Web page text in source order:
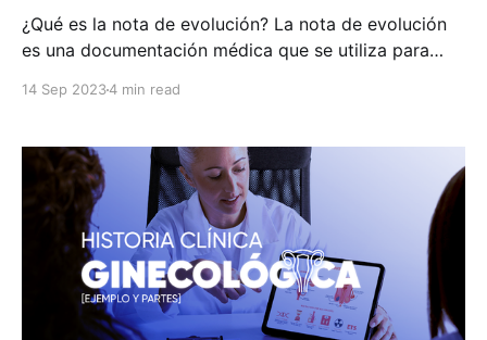
¿Qué es la nota de evolución? La nota de evolución
es una documentación médica que se utiliza para
propósito principal es registrar y documentar la
lo largo del tiempo durante su tratamiento
14 Sep 20234 min read